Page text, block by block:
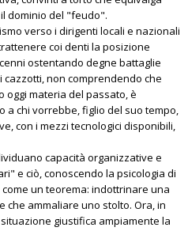
dominio del "feudo".
verso i dirigenti locali e nazionali
coi denti la posizione
ostentando degne battaglie
non comprendendo che
oggi materia del passato, è
a chi vorrebbe, figlio del suo tempo,
con i mezzi tecnologici disponibili,
capacità organizzative e
e ciò, conoscendo la psicologia di
un teorema: indottrinare una
che ammaliare uno stolto. Ora, in
giustifica ampiamente la